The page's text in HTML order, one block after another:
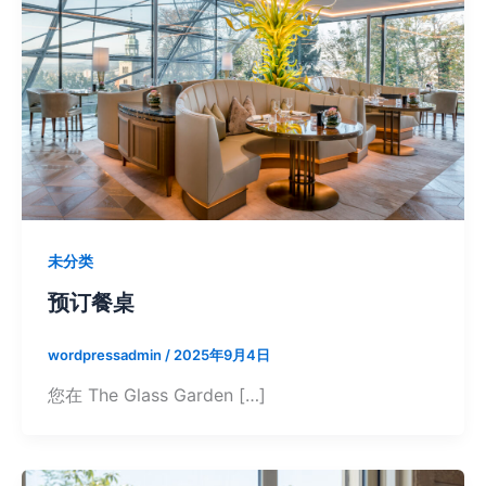
未分类
预订餐桌
wordpressadmin / 2025年9月4日
您在 The Glass Garden […]